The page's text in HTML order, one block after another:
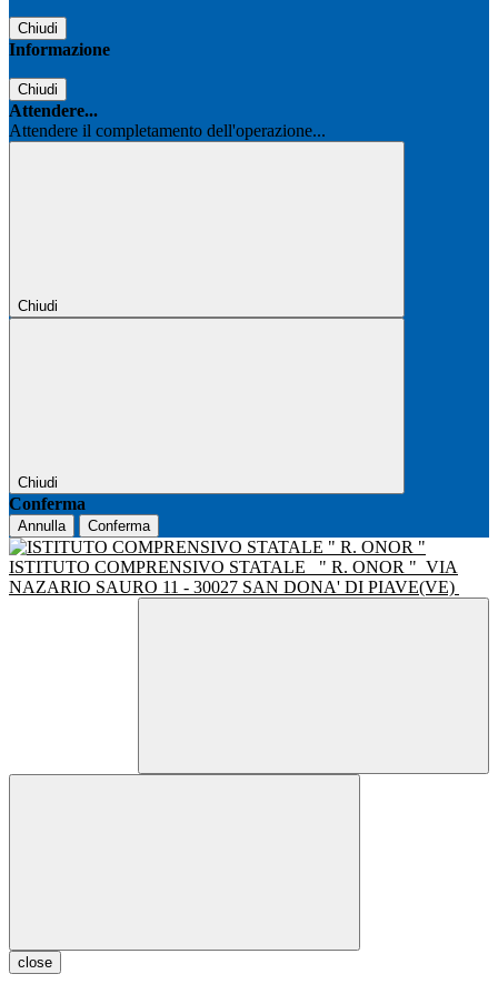
Chiudi
Informazione
Chiudi
Attendere...
Attendere il completamento dell'operazione...
Chiudi
Chiudi
Conferma
Annulla Conferma
ISTITUTO COMPRENSIVO STATALE " R. ONOR " VIA
NAZARIO SAURO 11 - 30027 SAN DONA' DI PIAVE(VE)
close